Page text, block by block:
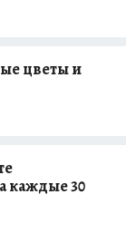
цветы и
каждые 30